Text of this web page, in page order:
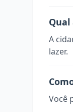
A
lazer.
Você